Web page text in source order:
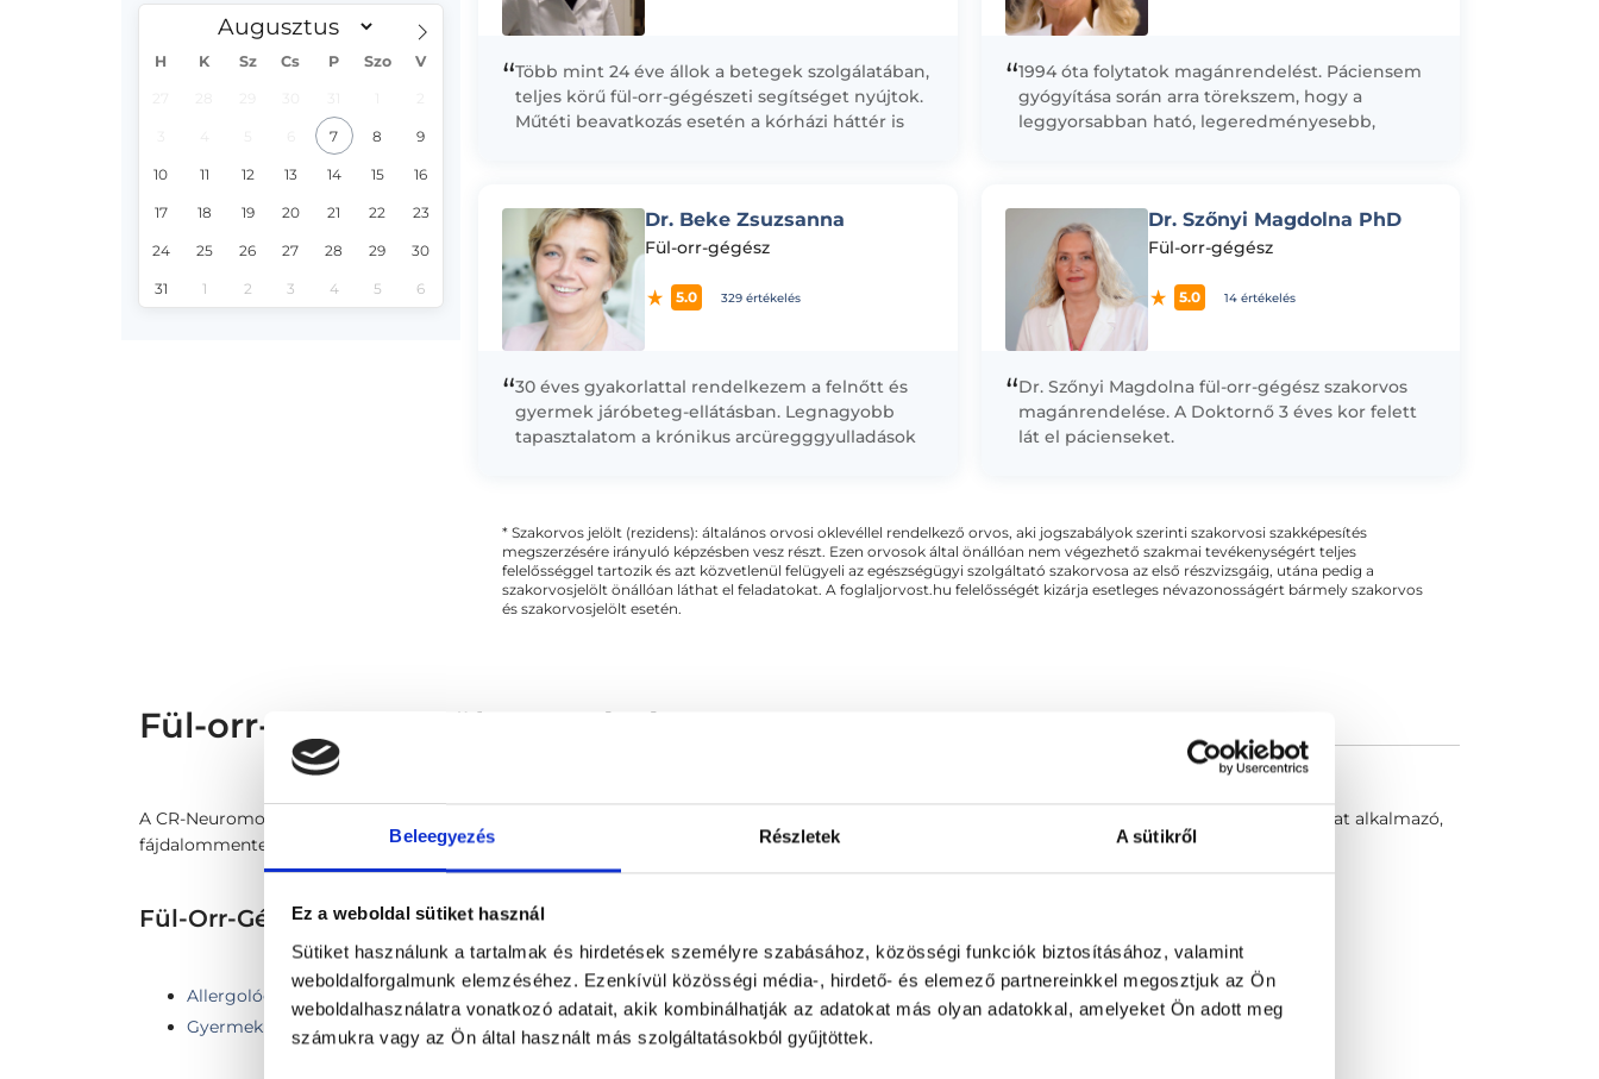
Beleegyezés Részletek A sütikről
Ez a weboldal sütiket használ
Sütiket használunk a tartalmak és hirdetések személyre szabásához, közösségi funkciók biztosításához, valamint
weboldalforgalmunk elemzéséhez. Ezenkívül közösségi média-, hirdető- és elemező partnereinkkel megosztjuk az Ön
weboldalhasználatra vonatkozó adatait, akik kombinálhatják az adatokat más olyan adatokkal, amelyeket Ön adott meg
számukra vagy az Ön által használt más szolgáltatásokból gyűjtöttek.
H K Sz Cs P Szo V
7 8 9
10 11 12 13 14 15 16
17 18 19 20 21 22 23
24 25 26 27 28 29 30
31 1 2 3 4 5 6
“Több mint 24 éve állok a betegek szolgálatában,
teljes körű fül-orr-gégészeti segítséget nyújtok.
Műtéti beavatkozás esetén a kórházi háttér is
“1994 óta folytatok magánrendelést. Páciensem
gyógyítása során arra törekszem, hogy a
leggyorsabban ható, legeredményesebb,
Dr. Beke Zsuzsanna
Fül-orr-gégész
5.0 329 értékelés
“30 éves gyakorlattal rendelkezem a felnőtt és
gyermek járóbeteg-ellátásban. Legnagyobb
tapasztalatom a krónikus arcüregggyulladások
Dr. Szőnyi Magdolna PhD
Fül-orr-gégész
5.0 14 értékelés
“Dr. Szőnyi Magdolna fül-orr-gégész szakorvos
magánrendelése. A Doktornő 3 éves kor felett
lát el pácienseket.
* Szakorvos jelölt (rezidens): általános orvosi oklevéllel rendelkező orvos, aki jogszabályok szerinti szakorvosi szakképesítés
megszerzésére irányuló képzésben vesz részt. Ezen orvosok által önállóan nem végezhető szakmai tevékenységért teljes
felelősséggel tartozik és azt közvetlenül felügyeli az egészségügyi szolgáltató szakorvosa az első részvizsgáig, utána pedig a
szakorvosjelölt önállóan láthat el feladatokat. A foglaljorvost.hu felelősségét kizárja esetleges névazonosságért bármely szakorvos
és szakorvosjelölt esetén.
Fül-orr-gégész - Fül-Orr-Gégészet
A CR-Neuromodulációnak is nevezett módszer innovatív eljárás a fülzúgás egyes változatainak gyógyítására vagy csökkentésére. A hangmintákat alkalmazó,
fájdalommentes kezelés nagy hatékonysággal dolgozik, bár a kezelés ideje aránylag hosszú: több hónap.
Fül-Orr-Gégészet TERÜLETHEZ KAPCSOLÓDÓ SZAKTERÜLETEK
Allergológia
Gyermek fül-orr-gégészet